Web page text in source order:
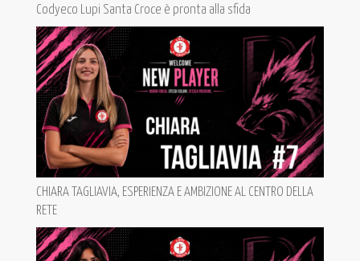
Codyeco Lupi Santa Croce è pronta alla sfida
CHIARA TAGLIAVIA, ESPERIENZA E AMBIZIONE AL CENTRO DELLA
RETE